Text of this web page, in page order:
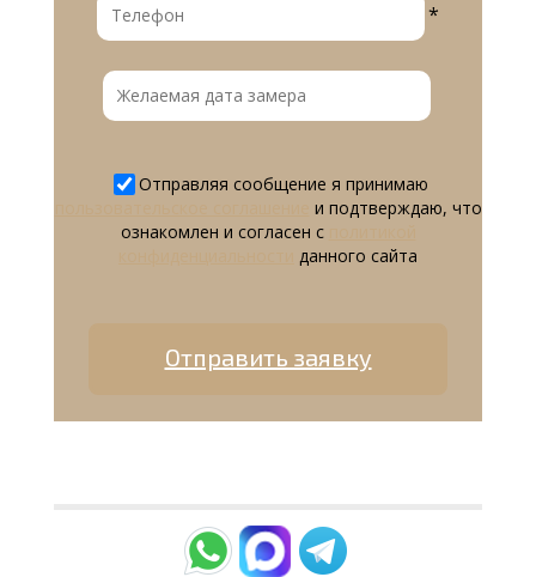
*
Отправляя сообщение я принимаю
и подтверждаю, что
ознакомлен и согласен с
данного сайта
Отправить заявку